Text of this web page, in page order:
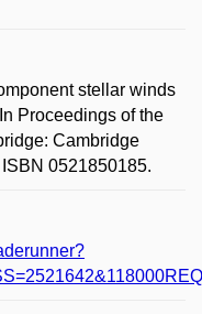
stellar winds
Proceedings of the
Cambridge
0521850185.